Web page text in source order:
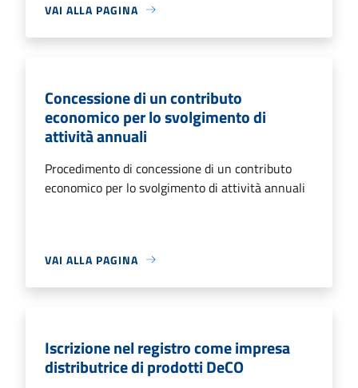
VAI ALLA PAGINA
Concessione di un contributo
economico per lo svolgimento di
attività annuali
Procedimento di concessione di un contributo
economico per lo svolgimento di attività annuali
VAI ALLA PAGINA
Iscrizione nel registro come impresa
distributrice di prodotti DeCO